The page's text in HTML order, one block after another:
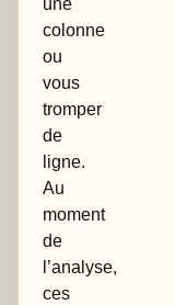
colonne
ou
vous
tromper
de
ligne.
Au
moment
de
l’analyse,
ces